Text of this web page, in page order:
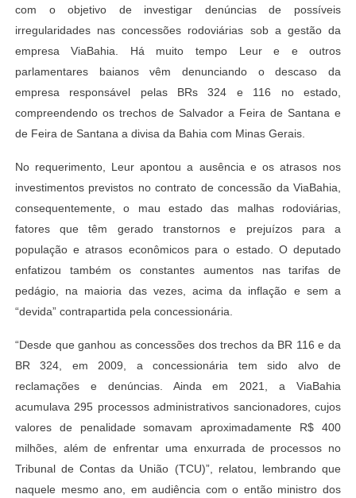
com o objetivo de investigar denúncias de possíveis
irregularidades nas concessões rodoviárias sob a gestão da
empresa ViaBahia. Há muito tempo Leur e e outros
parlamentares baianos vêm denunciando o descaso da
empresa responsável pelas BRs 324 e 116 no estado,
compreendendo os trechos de Salvador a Feira de Santana e
de Feira de Santana a divisa da Bahia com Minas Gerais.
No requerimento, Leur apontou a ausência e os atrasos nos
investimentos previstos no contrato de concessão da ViaBahia,
consequentemente, o mau estado das malhas rodoviárias,
fatores que têm gerado transtornos e prejuízos para a
população e atrasos econômicos para o estado. O deputado
enfatizou também os constantes aumentos nas tarifas de
pedágio, na maioria das vezes, acima da inflação e sem a
“devida” contrapartida pela concessionária.
“Desde que ganhou as concessões dos trechos da BR 116 e da
BR 324, em 2009, a concessionária tem sido alvo de
reclamações e denúncias. Ainda em 2021, a ViaBahia
acumulava 295 processos administrativos sancionadores, cujos
valores de penalidade somavam aproximadamente R$ 400
milhões, além de enfrentar uma enxurrada de processos no
Tribunal de Contas da União (TCU)”, relatou, lembrando que
naquele mesmo ano, em audiência com o então ministro dos